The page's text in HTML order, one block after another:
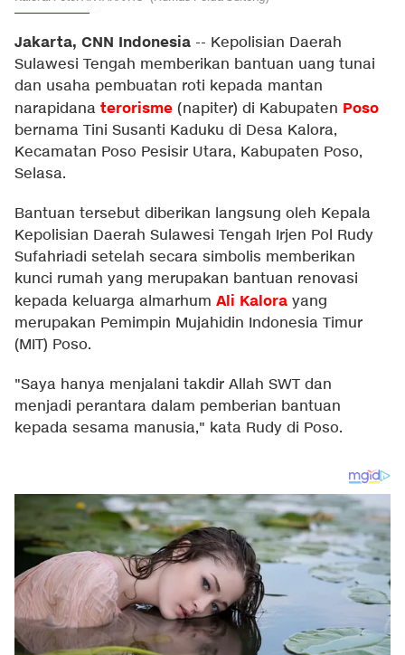
Jakarta, CNN Indonesia -- Kepolisian Daerah
Sulawesi Tengah memberikan bantuan uang tunai
dan usaha pembuatan roti kepada mantan
narapidana terorisme (napiter) di Kabupaten Poso
bernama Tini Susanti Kaduku di Desa Kalora,
Kecamatan Poso Pesisir Utara, Kabupaten Poso,
Selasa.
Bantuan tersebut diberikan langsung oleh Kepala
Kepolisian Daerah Sulawesi Tengah Irjen Pol Rudy
Sufahriadi setelah secara simbolis memberikan
kunci rumah yang merupakan bantuan renovasi
kepada keluarga almarhum Ali Kalora yang
merupakan Pemimpin Mujahidin Indonesia Timur
(MIT) Poso.
"Saya hanya menjalani takdir Allah SWT dan
menjadi perantara dalam pemberian bantuan
kepada sesama manusia," kata Rudy di Poso.